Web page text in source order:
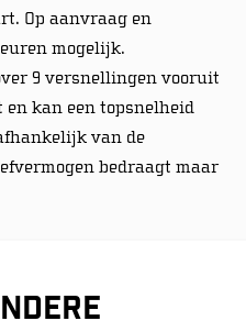
Op aanvraag en
mogelijk.
9 versnellingen vooruit
kan een topsnelheid
van de
bedraagt maar